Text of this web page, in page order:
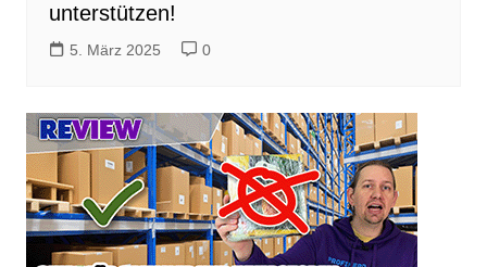
unterstützen!
5. März 2025 0